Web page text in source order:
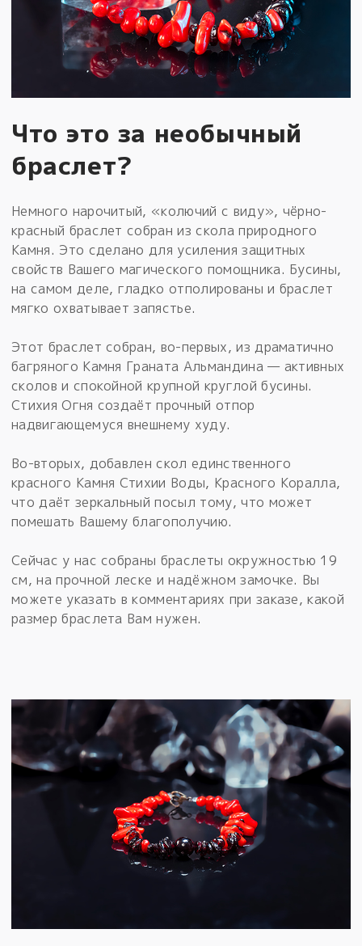
Что это за необычный
браслет?
Немного нарочитый, «колючий с виду», чёрно-
красный браслет собран из скола природного
Камня. Это сделано для усиления защитных
свойств Вашего магического помощника. Бусины,
на самом деле, гладко отполированы и браслет
мягко охватывает запястье.
Этот браслет собран, во-первых, из драматично
багряного Камня Граната Альмандина — активных
сколов и спокойной крупной круглой бусины.
Стихия Огня создаёт прочный отпор
надвигающемуся внешнему худу.
Во-вторых, добавлен скол единственного
красного Камня Стихии Воды, Красного Коралла,
что даёт зеркальный посыл тому, что может
помешать Вашему благополучию.
Сейчас у нас собраны браслеты окружностью 19
см, на прочной леске и надёжном замочке. Вы
можете указать в комментариях при заказе, какой
размер браслета Вам нужен.